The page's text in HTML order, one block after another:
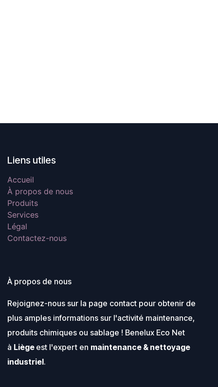
Liens utiles
Accueil
À propos de nous
Produits
Services
Légal
Contactez-nous
À propos de nous
Rejoignez-nous sur la page contact pour obtenir de
plus amples informations sur l'activité maintenance,
produits chimiques ou sablage ! Benelux Eco Net
à Liège est l'expert en maintenance & nettoyage
industriel.